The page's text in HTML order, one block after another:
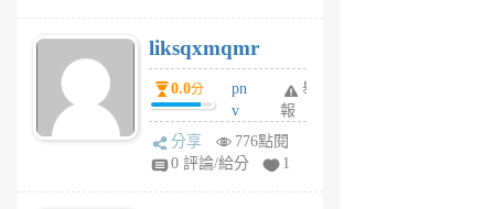
6
個
月
前
liksqxmqmr
0.0分
pn
v
wt
sv
舉
報
分享
776點閱
0 評論/給分
1